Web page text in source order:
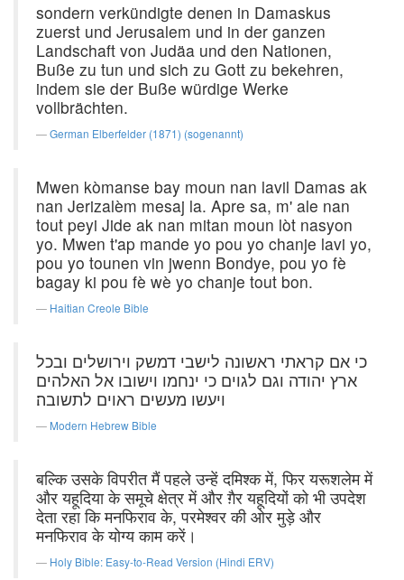
sondern verkündigte denen in Damaskus
zuerst und Jerusalem und in der ganzen
Landschaft von Judäa und den Nationen,
Buße zu tun und sich zu Gott zu bekehren,
indem sie der Buße würdige Werke
vollbrächten.
German Elberfelder (1871) (sogenannt)
Mwen kòmanse bay moun nan lavil Damas ak
nan Jerizalèm mesaj la. Apre sa, m' ale nan
tout peyi Jide ak nan mitan moun lòt nasyon
yo. Mwen t'ap mande yo pou yo chanje lavi yo,
pou yo tounen vin jwenn Bondye, pou yo fè
bagay ki pou fè wè yo chanje tout bon.
Haitian Creole Bible
כי אם קראתי ראשונה לישבי דמשק וירושלים ובכל
ארץ יהודה וגם לגוים כי ינחמו וישובו אל האלהים
ויעשו מעשים ראוים לתשובה׃
Modern Hebrew Bible
बल्कि उसके विपरीत मैं पहले उन्हें दमिश्क में, फिर यरूशलेम में
और यहूदिया के समूचे क्षेत्र में और ग़ैर यहूदियों को भी उपदेश
देता रहा कि मनफिराव के, परमेश्वर की ओर मुड़े और
मनफिराव के योग्य काम करें।
Holy Bible: Easy-to-Read Version (Hindi ERV)